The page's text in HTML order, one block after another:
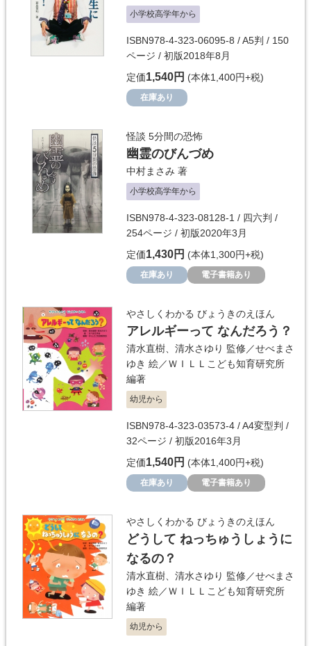
小学校高学年から
ISBN978-4-323-06095-8 / A5判 / 150
ページ / 初版2018年8月
定価1,540円 (本体1,400円+税)
在庫あり
怪談 5分間の恐怖
幽霊のびんづめ
中村まさみ 著
小学校高学年から
ISBN978-4-323-08128-1 / 四六判 /
254ページ / 初版2020年3月
定価1,430円 (本体1,300円+税)
在庫あり 電子書籍あり
やさしくわかる びょうきのえほん
アレルギーって なんだろう？
清水直樹 清水さゆり 監修／せべまさ
ゆき 絵／ＷＩＬＬこども知育研究所
編著
幼児から
ISBN978-4-323-03573-4 / A4変型判 /
32ページ / 初版2016年3月
定価1,540円 (本体1,400円+税)
在庫あり 電子書籍あり
やさしくわかる びょうきのえほん
どうして ねっちゅうしょうに
なるの？
清水直樹 清水さゆり 監修／せべまさ
ゆき 絵／ＷＩＬＬこども知育研究所
編著
幼児から